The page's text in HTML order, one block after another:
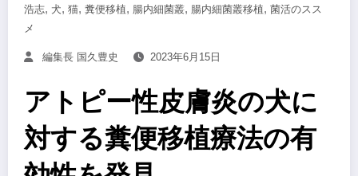
浩志, 犬, 猫, 糞便移植, 腸内細菌叢, 腸内細菌叢移植, 菌活のスス
メ
編集長 国久豊史 2023年6月15日
アトピー性皮膚炎の犬に
対する糞便移植療法の有